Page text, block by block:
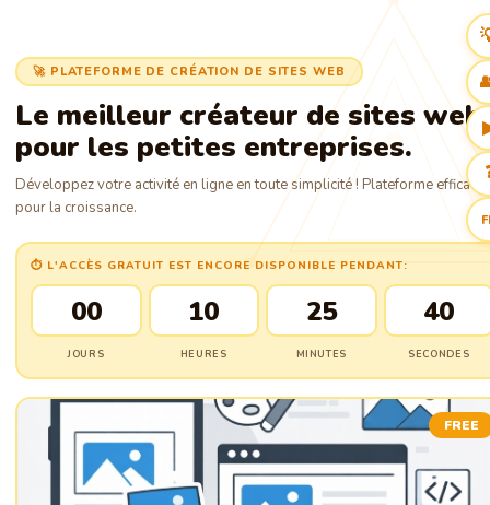
🚀 PLATEFORME DE CRÉATION DE SITES WEB
Le meilleur créateur de sites web
pour les petites entreprises.
Développez votre activité en ligne en toute simplicité ! Plateforme efficace
pour la croissance.
⏱ L'ACCÈS GRATUIT EST ENCORE DISPONIBLE PENDANT:
00
JOURS
10
HEURES
25
MINUTES
39
SECONDES
FREE